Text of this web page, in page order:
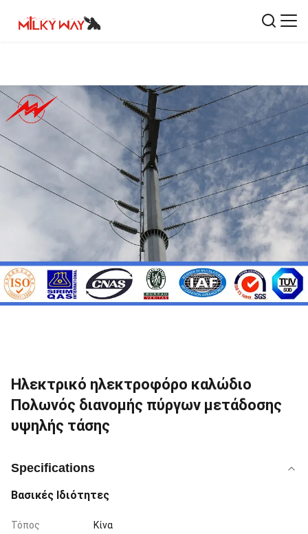
Ηλεκτρικό ηλεκτροφόρο καλώδιο
Πολωνός διανομής πύργων μετάδοσης
υψηλής τάσης
Specifications
Βασικές Ιδιότητες
Τόπος
Κίνα